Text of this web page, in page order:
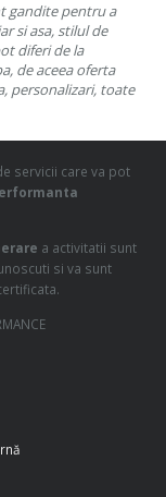
gandite pentru a
si asa, stilul de
diferi de la
de aceea oferta
personalizari, toate
servicii care va pot
a activitatii sunt
si va sunt